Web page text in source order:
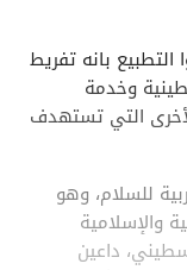
التطبيع بانه تفريط
وخدمة
التي تستهدف
للسلام، وهو
والإسلامية
داعين